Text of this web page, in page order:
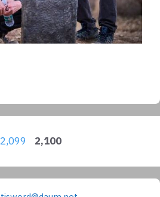
Page
2,099 Page
2,100